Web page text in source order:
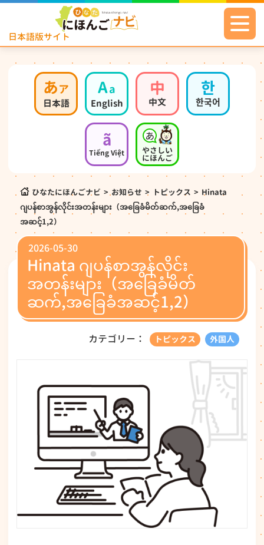
日本語版サイト
あア
日本語
Aa
English
中
中文
한
한국어
ã
Tiếng Việt やさしい
にほんご
ひなたにほんごナビ >お知らせ > トピックス > Hinata
ဂျပန်စာအွန်လိုင်းအတန်းများ（အခြေခံမိတ်ဆက်,အခြေခံ
အဆင့်1,2）
2026-05-30
Hinata ဂျပန်စာအွန်လိုင်း
အတန်းများ（အခြေခံမိတ်
ဆက်,အခြေခံအဆင့်1,2）
カテゴリー： トピックス 外国人